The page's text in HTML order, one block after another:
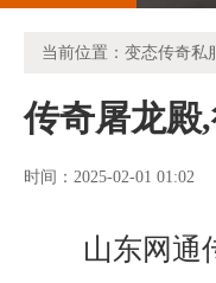
当前位置： 变态传奇私
传奇屠龙殿
时间：2025-02-01 01:02
山东网通